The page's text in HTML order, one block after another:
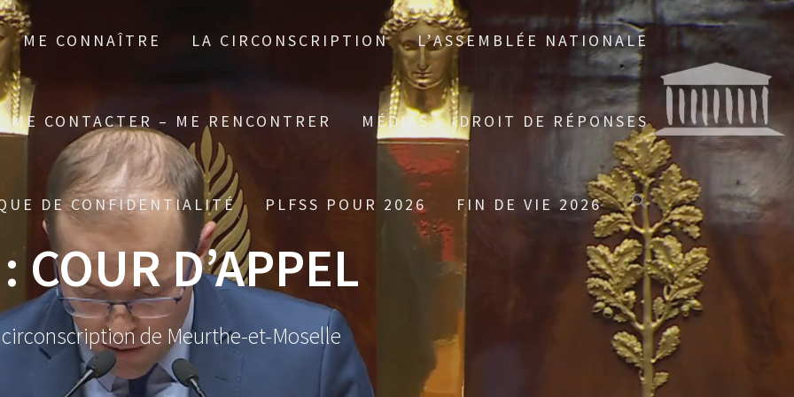
ME CONNAÎTRE LA CIRCONSCRIPTION L’ASSEMBLÉE NATIONALE
ME CONTACTER – ME RENCONTRER MÉDIAS DROIT DE RÉPONSES
DE CONFIDENTIALITÉ PLFSS POUR 2026 FIN DE VIE 2026
:COUR D’APPEL
de Meurthe-et-Moselle